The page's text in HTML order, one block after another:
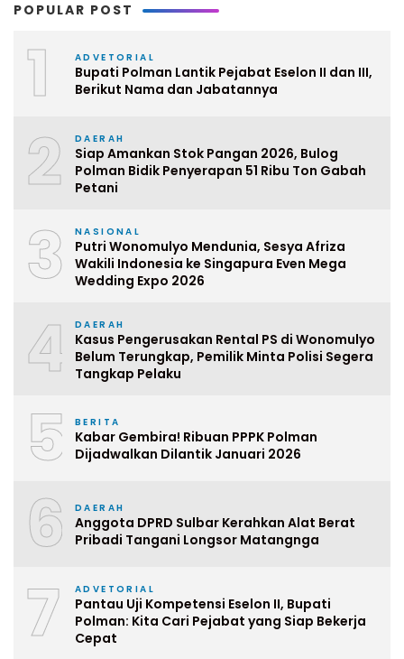
POPULAR POST
1 ADVETORIAL
Bupati Polman Lantik Pejabat Eselon II dan III,
Berikut Nama dan Jabatannya
2 DAERAH
Siap Amankan Stok Pangan 2026, Bulog
Polman Bidik Penyerapan 51 Ribu Ton Gabah
Petani
3 NASIONAL
Putri Wonomulyo Mendunia, Sesya Afriza
Wakili Indonesia ke Singapura Even Mega
Wedding Expo 2026
4 DAERAH
Kasus Pengerusakan Rental PS di Wonomulyo
Belum Terungkap, Pemilik Minta Polisi Segera
Tangkap Pelaku
5 BERITA
Kabar Gembira! Ribuan PPPK Polman
Dijadwalkan Dilantik Januari 2026
6 DAERAH
Anggota DPRD Sulbar Kerahkan Alat Berat
Pribadi Tangani Longsor Matangnga
7 ADVETORIAL
Pantau Uji Kompetensi Eselon II, Bupati
Polman: Kita Cari Pejabat yang Siap Bekerja
Cepat